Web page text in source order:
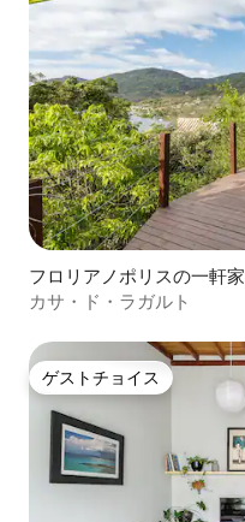
フロリアノポリスの一軒家
カサ・ド・ラガルト
ゲストチョイス
ゲストチョイス